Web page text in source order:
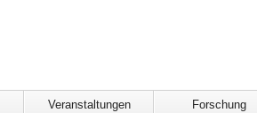
Veranstaltungen Forschung